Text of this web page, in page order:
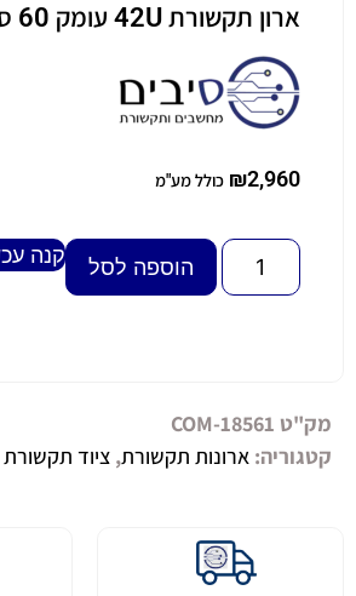
ארון תקשורת 42U עומק 60 ס"מ
₪2,960 כולל מע"מ
הוספה לסל קנה
מק"ט COM-18561
קטגוריה: ארונות תקשורת, ציוד תקשורת